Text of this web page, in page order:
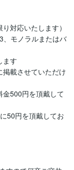
対応いたします）
、モノラルまたはバ
ます
掲載させていただけ
金500円を頂戴して
50円を頂戴してお